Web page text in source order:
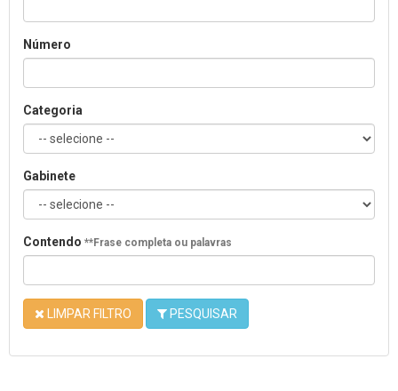
Número
Categoria
Gabinete
Contendo **Frase completa ou palavras
LIMPAR FILTRO PESQUISAR